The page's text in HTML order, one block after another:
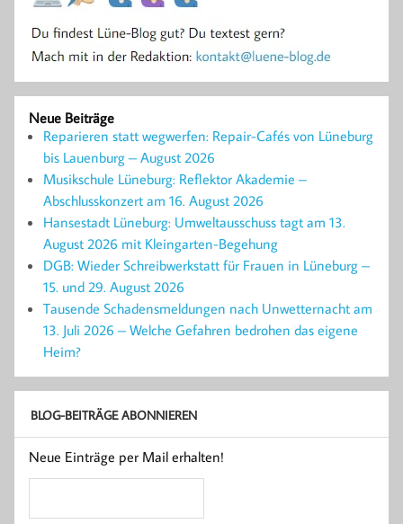
Neue Beiträge
Reparieren statt wegwerfen: Repair-Cafés von Lüneburg
bis Lauenburg – August 2026
Musikschule Lüneburg: Reflektor Akademie –
Abschlusskonzert am 16. August 2026
Hansestadt Lüneburg: Umweltausschuss tagt am 13.
August 2026 mit Kleingarten-Begehung
DGB: Wieder Schreibwerkstatt für Frauen in Lüneburg –
15. und 29. August 2026
Tausende Schadensmeldungen nach Unwetternacht am
13. Juli 2026 – Welche Gefahren bedrohen das eigene
Heim?
BLOG-BEITRÄGE ABONNIEREN
Neue Einträge per Mail erhalten!